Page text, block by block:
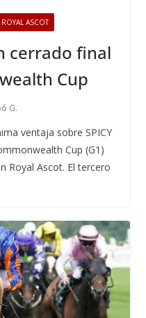
ROYAL ASCOT
cerrado final
Cup
G.
ventaja sobre SPICY
Cup (G1)
Royal Ascot. El tercero